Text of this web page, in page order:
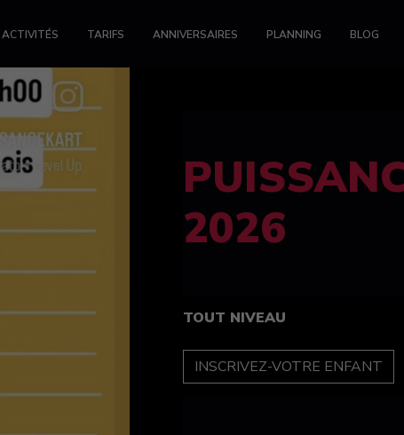
ACTIVITÉS TARIFS ANNIVERSAIRES PLANNING BLOG
FELINE
féminine
TOUT NIVEAU
INSCRIPTION